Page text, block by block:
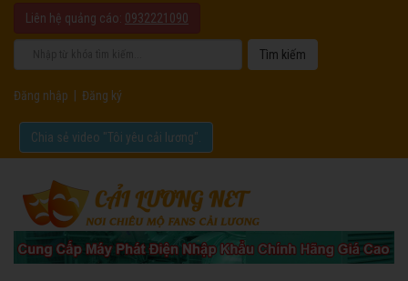
Liên hệ quảng cáo: 0932221090
Đăng nhập Đăng ký
Chia sẻ video "Tôi yêu cải lương".